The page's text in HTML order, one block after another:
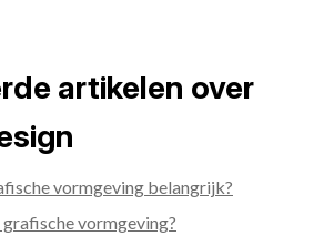
artikelen over
vormgeving belangrijk?
vormgeving?